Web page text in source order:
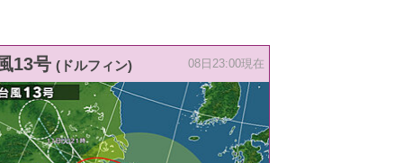
13号 (ドルフィン) 08日23:00現在